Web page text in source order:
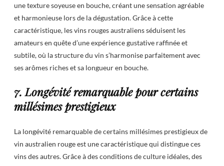
une texture soyeuse en bouche, créant une sensation agréable
et harmonieuse lors de la dégustation. Grâce à cette
caractéristique, les vins rouges australiens séduisent les
amateurs en quête d’une expérience gustative raffinée et
subtile, où la structure du vin s’harmonise parfaitement avec
ses arômes riches et sa longueur en bouche.
7. Longévité remarquable pour certains
millésimes prestigieux
La longévité remarquable de certains millésimes prestigieux de
vin australien rouge est une caractéristique qui distingue ces
vins des autres. Grâce à des conditions de culture idéales, des